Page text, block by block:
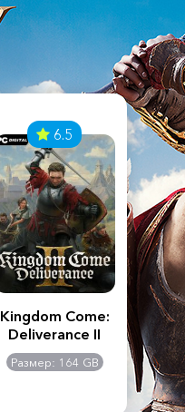
6.5
Kingdom Come:
Deliverance II
Размер: 164 GB
The